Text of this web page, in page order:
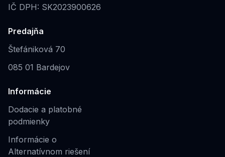
IČ DPH: SK2023900626
Predajňa
Štefániková 70
085 01 Bardejov
Informácie
Dodacie a platobné
podmienky
Informácie o
Alternatívnom riešení